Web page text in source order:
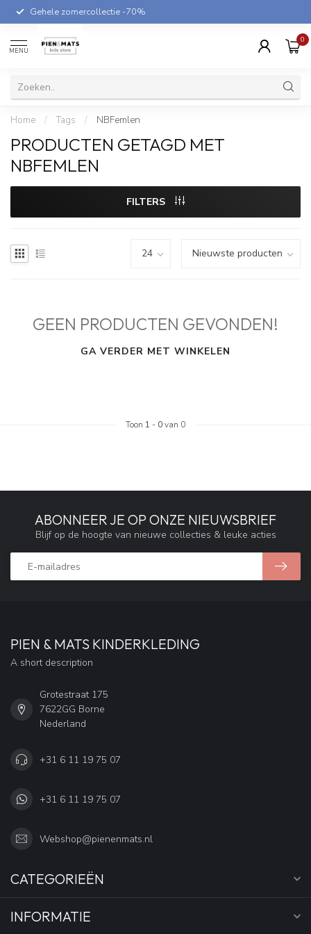
Gehele zomercollectie -70%
MENU
0
Home / Tags / NBFemlen
PRODUCTEN GETAGD MET
NBFEMLEN
FILTERS
GEEN PRODUCTEN GEVONDEN!
GA VERDER MET WINKELEN
Toon 1 - 0van 0
ABONNEER JE OP ONZE NIEUWSBRIEF
Blijf op de hoogte van nieuwe collecties & leuke acties
PIEN & MATS KINDERKLEDING
A short description
Grotestraat 175
7622GG Borne
Nederland
+31 6 11 19 75 07
+31 6 11 19 75 07
Webshop@pienenmats.nl
CATEGORIEËN
INFORMATIE